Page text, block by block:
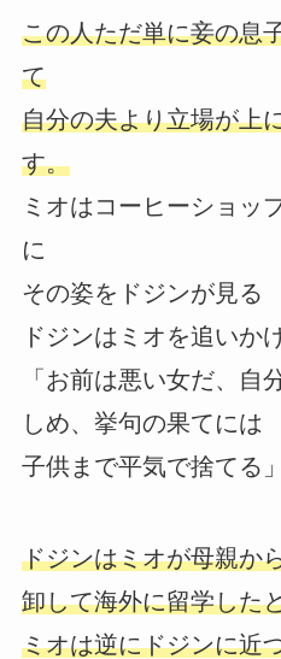
この人ただ単に妾の息
て
自分の夫より立場が上
す。
ミオはコーヒーショッ
に
その姿をドジンが見る
ドジンはミオを追いか
「お前は悪い女だ、自
しめ、挙句の果てには
子供まで平気で捨てる
ドジンはミオが母親か
卸して海外に留学した
ミオは逆にドジンに近